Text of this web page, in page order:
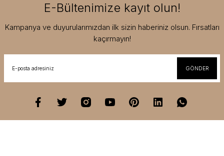
E-Bültenimize kayıt olun!
Kampanya ve duyurularımızdan ilk sizin haberiniz olsun. Fırsatları
kaçırmayın!
GÖNDER